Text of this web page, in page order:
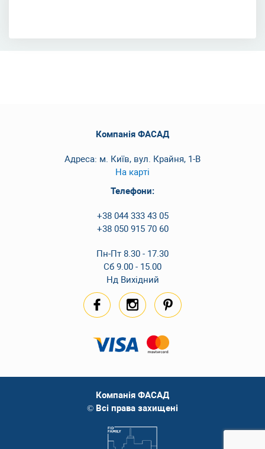
Компанія ФАСАД
Адреса: м. Київ, вул. Крайня, 1-В
На карті
Телефони:
+38 044 333 43 05
+38 050 915 70 60
Пн-Пт 8.30 - 17.30
Сб 9.00 - 15.00
Нд Вихідний
Компанія ФАСАД
© Всі права захищені